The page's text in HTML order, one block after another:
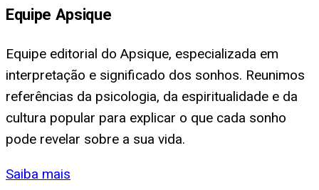
Equipe Apsique
Equipe editorial do Apsique, especializada em
interpretação e significado dos sonhos. Reunimos
referências da psicologia, da espiritualidade e da
cultura popular para explicar o que cada sonho
pode revelar sobre a sua vida.
Saiba mais